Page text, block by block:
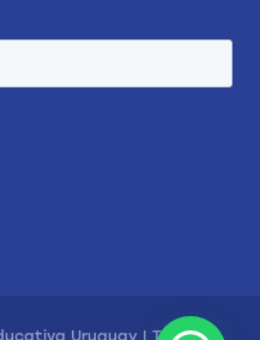
Uruguay | Todos